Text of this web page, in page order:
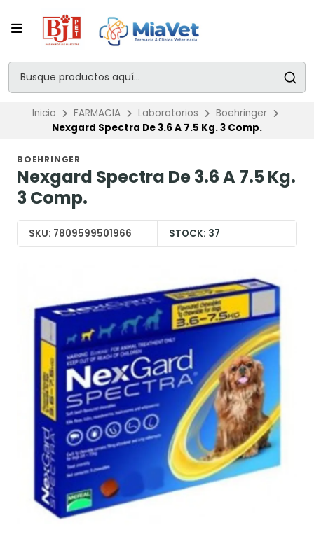
Inicio FARMACIA Laboratorios
Boehringer
Nexgard Spectra De 3.6 A 7.5 Kg. 3 Comp.
BOEHRINGER
Nexgard Spectra De 3.6 A 7.5 Kg.
3 Comp.
SKU: 7809599501966 STOCK: 37